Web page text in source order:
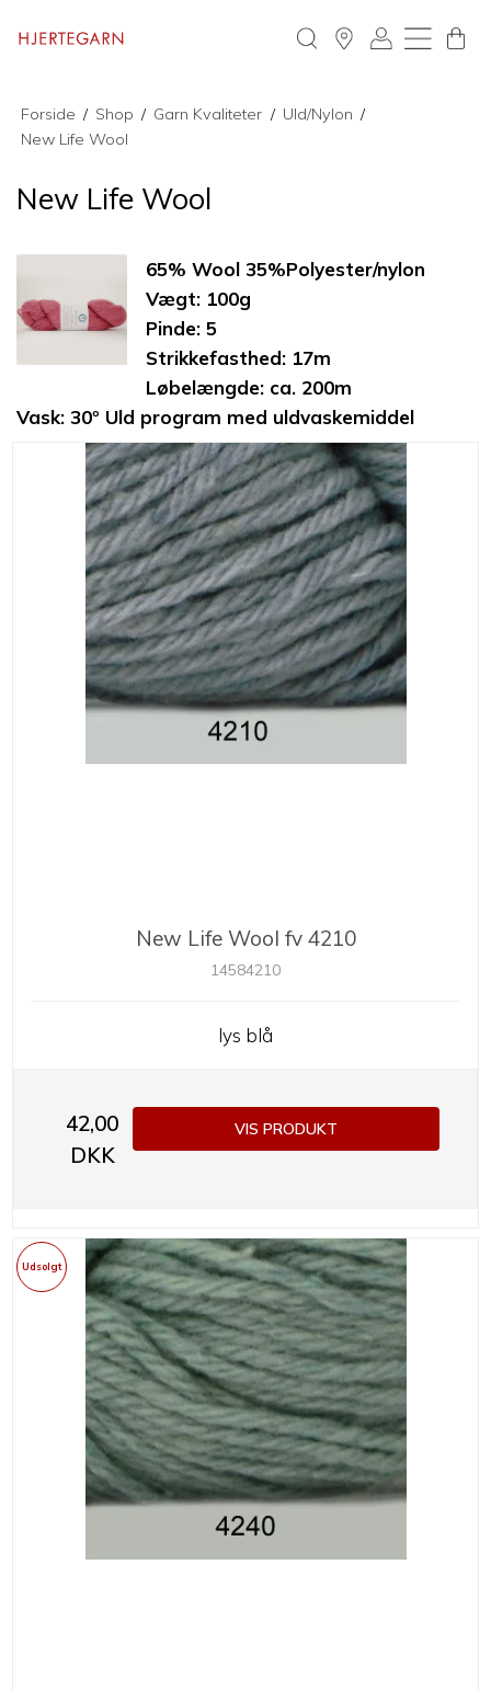
Forside / Shop / Garn Kvaliteter / Uld/Nylon /
New Life Wool
New Life Wool
65% Wool 35%Polyester/nylon
Vægt: 100g
Pinde: 5
Strikkefasthed: 17m
Løbelængde: ca. 200m
Vask: 30º Uld program med uldvaskemiddel
New Life Wool fv 4210
14584210
lys blå
42,00
DKK
VIS PRODUKT
Udsolgt